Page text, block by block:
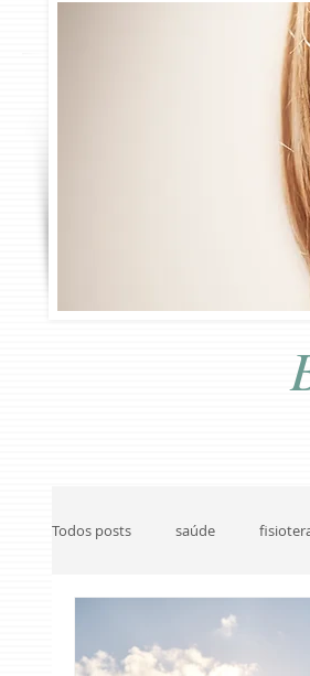
Todos posts saúde